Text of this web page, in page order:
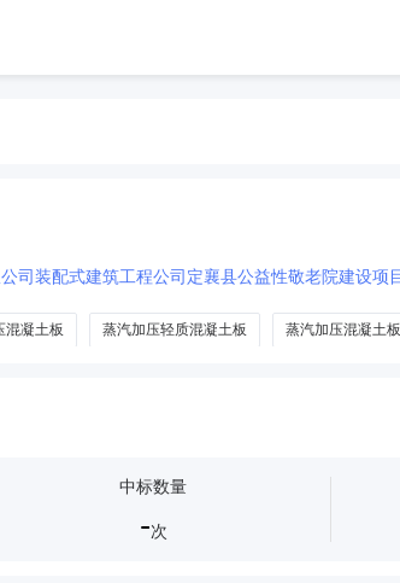
司装配式建筑工程公司定襄县公益性敬老院建设
混凝土板 蒸汽加压轻质混凝土板 蒸汽加压混凝土
中标数量
-次